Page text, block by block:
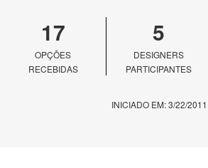
17
OPÇÕES
RECEBIDAS
5
DESIGNERS
PARTICIPANTES
INICIADO EM: 3/22/2011